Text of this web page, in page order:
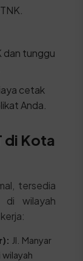
dan tunggu
cetak
Anda.
di Kota
tersedia
di wilayah
Jl. Manyar